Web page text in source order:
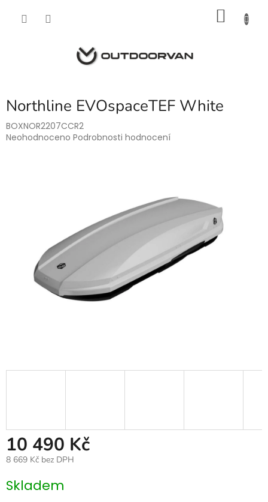
Northline EVOspaceTEF White
BOXNOR2207CCR2
Průměrné
Neohodnoceno Podrobnosti hodnocení
10 490 Kč
8 669 Kč bez DPH
cena:
Skladem